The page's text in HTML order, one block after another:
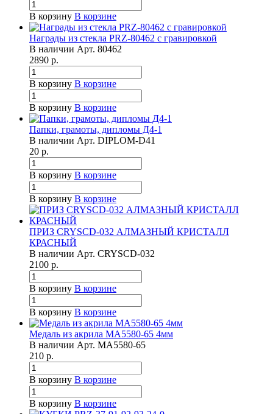
В корзину В корзине
Награды из стекла PRZ-80462 с гравировкой
В наличии Арт. 80462
2890 р.
В корзину В корзине
В корзину В корзине
Папки, грамоты, дипломы Д4-1
В наличии Арт. DIPLOM-D41
20 р.
В корзину В корзине
В корзину В корзине
ПРИЗ CRYSCD-032 АЛМАЗНЫЙ КРИСТАЛЛ
КРАСНЫЙ
В наличии Арт. CRYSCD-032
2100 р.
В корзину В корзине
В корзину В корзине
Медаль из акрила МА5580-65 4мм
В наличии Арт. МА5580-65
210 р.
В корзину В корзине
В корзину В корзине